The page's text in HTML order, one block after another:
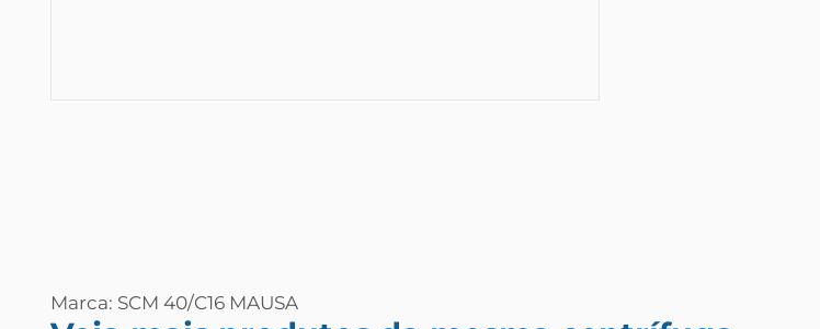
Marca: SCM 40/C16 MAUSA